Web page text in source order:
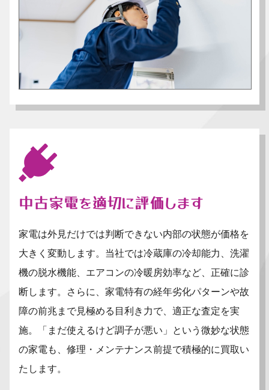
中古家電を適切に評価します
家電は外見だけでは判断できない内部の状態が価格を
大きく変動します。当社では冷蔵庫の冷却能力、洗濯
機の脱水機能、エアコンの冷暖房効率など、正確に診
断します。さらに、家電特有の経年劣化パターンや故
障の前兆まで見極める目利き力で、適正な査定を実
施。「まだ使えるけど調子が悪い」という微妙な状態
の家電も、修理・メンテナンス前提で積極的に買取い
たします。